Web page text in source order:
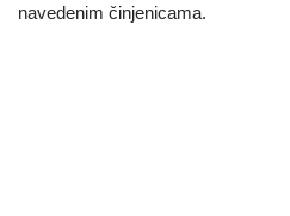
navedenim činjenicama.